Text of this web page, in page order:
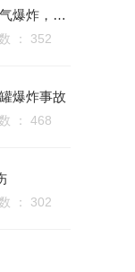
广州荔湾区一大厦住宅内发生煤气爆炸，冲击波致杂物飞溅至马路。
： 352
爆炸事故
： 468
： 302